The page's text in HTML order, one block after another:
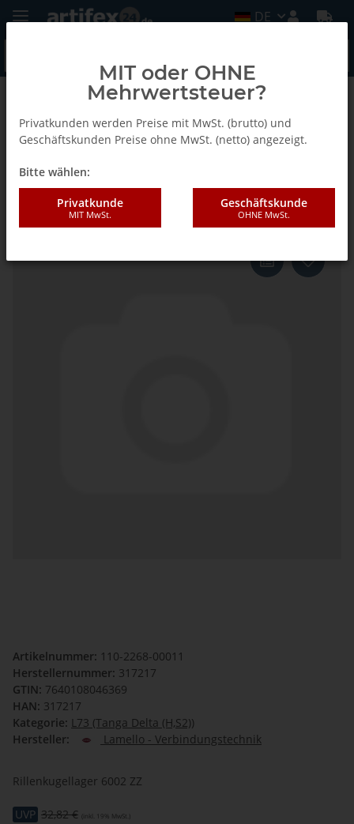
DE
Zurück zur Liste L73 (Tanga Delta (H,S2))
Lamello L50,L72,L73,L74
Rillenkugellager, 6002 ZZ
Artikelnummer: 110-2268-00011
Herstellernummer: 317217
GTIN: 7640108046369
HAN: 317217
Kategorie: L73 (Tanga Delta (H,S2))
Hersteller:
Lamello - Verbindungstechnik
Rillenkugellager 6002 ZZ
UVP 32,82 € (inkl. 19% MwSt.)
MIT oder OHNE
Mehrwertsteuer?
Privatkunden werden Preise mit MwSt. (brutto) und
Geschäftskunden Preise ohne MwSt. (netto) angezeigt.
Bitte wählen:
Privatkunde
MIT MwSt.
Geschäftskunde
OHNE MwSt.